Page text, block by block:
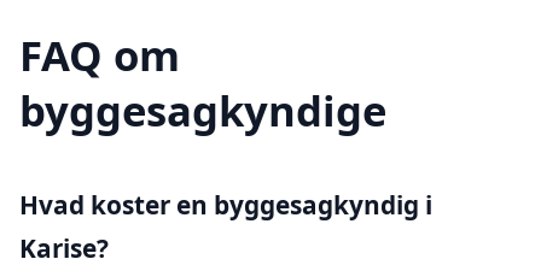
FAQ om
byggesagkyndige
Hvad koster en byggesagkyndig i
Karise?